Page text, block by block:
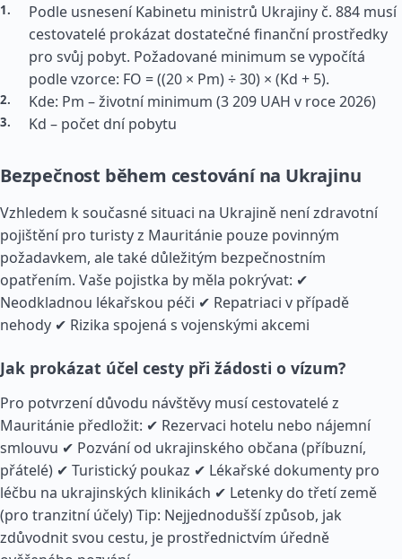
Podle usnesení Kabinetu ministrů Ukrajiny č. 884 musí
cestovatelé prokázat dostatečné finanční prostředky
pro svůj pobyt. Požadované minimum se vypočítá
podle vzorce: FO = ((20 × Pm) ÷ 30) × (Kd + 5).
Kde: Pm – životní minimum (3 209 UAH v roce 2026)
Kd – počet dní pobytu
Bezpečnost během cestování na Ukrajinu
Vzhledem k současné situaci na Ukrajině není zdravotní
pojištění pro turisty z Mauritánie pouze povinným
požadavkem, ale také důležitým bezpečnostním
opatřením. Vaše pojistka by měla pokrývat: ✔
Neodkladnou lékařskou péči ✔ Repatriaci v případě
nehody ✔ Rizika spojená s vojenskými akcemi
Jak prokázat účel cesty při žádosti o vízum?
Pro potvrzení důvodu návštěvy musí cestovatelé z
Mauritánie předložit: ✔ Rezervaci hotelu nebo nájemní
smlouvu ✔ Pozvání od ukrajinského občana (příbuzní,
přátelé) ✔ Turistický poukaz ✔ Lékařské dokumenty pro
léčbu na ukrajinských klinikách ✔ Letenky do třetí země
(pro tranzitní účely) Tip: Nejjednodušší způsob, jak
zdůvodnit svou cestu, je prostřednictvím úředně